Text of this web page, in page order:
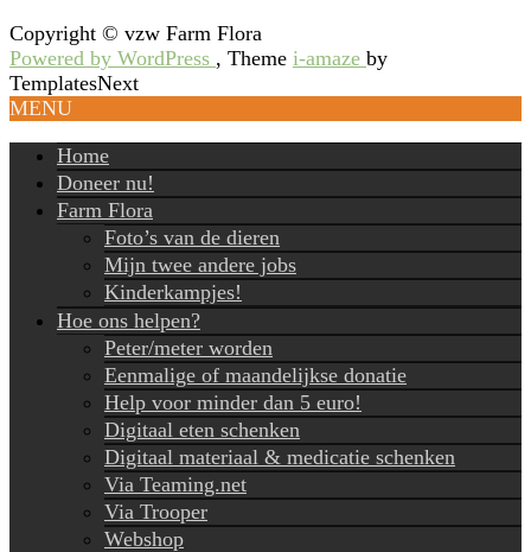
Copyright © vzw Farm Flora
Powered by WordPress , Theme i-amaze by
TemplatesNext
MENU
Home
Doneer nu!
Farm Flora
Foto’s van de dieren
Mijn twee andere jobs
Kinderkampjes!
Hoe ons helpen?
Peter/meter worden
Eenmalige of maandelijkse donatie
Help voor minder dan 5 euro!
Digitaal eten schenken
Digitaal materiaal & medicatie schenken
Via Teaming.net
Via Trooper
Webshop